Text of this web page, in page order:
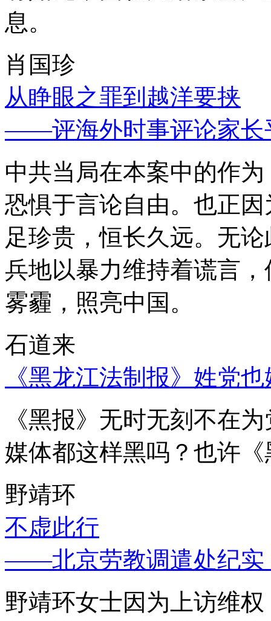
息。
肖国珍
从睁眼之罪到越洋要挟
——评海外时事评论家长
中共当局在本案中的作
恐惧于言论自由。也正
足珍贵，恒长久远。无
兵地以暴力维持着谎言
雾霾，照亮中国。
石道来
《黑龙江法制报》姓党
《黑报》无时无刻不在
媒体都这样黑吗？也许
野靖环
不虚此行
——北京劳教调遣处纪实
野靖环女士因为上访维